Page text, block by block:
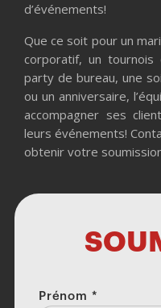
d’événements!
Que ce soit pour un
corporatif, un
party de bureau, une
ou un anniversaire,
accompagner ses
leurs événements!
obtenir votre
Prénom *